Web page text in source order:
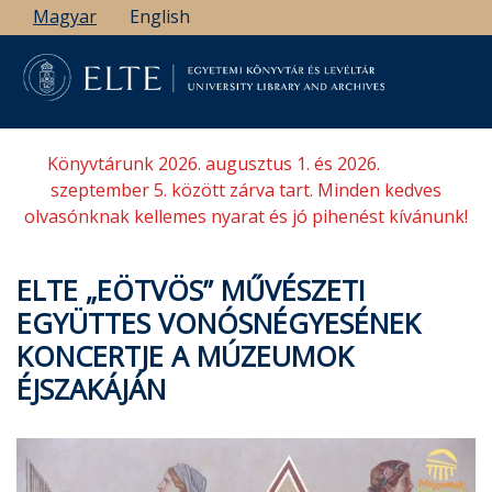
Ugrás
a
tartalomra
Magyar English
Könyvtárunk 2026. augusztus 1. és 2026.
szeptember 5. között zárva tart. Minden kedves
olvasónknak kellemes nyarat és jó pihenést kívánunk!
ELTE „EÖTVÖS” MŰVÉSZETI
EGYÜTTES VONÓSNÉGYESÉNEK
KONCERTJE A MÚZEUMOK
ÉJSZAKÁJÁN